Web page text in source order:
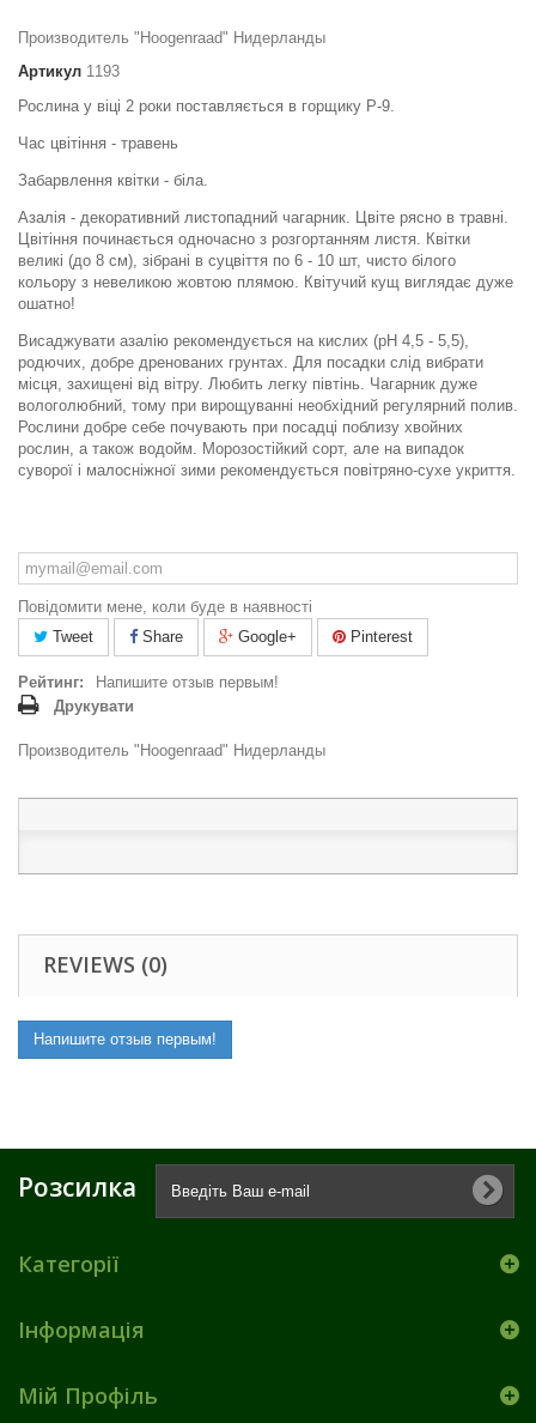
Производитель "Hoogenraad" Нидерланды
Артикул 1193
Рослина у віці 2 роки поставляється в горщику Р-9.
Час цвітіння - травень
Забарвлення квітки - біла.
Азалія - декоративний листопадний чагарник. Цвіте рясно в травні.
Цвітіння починається одночасно з розгортанням листя. Квітки
великі (до 8 см), зібрані в суцвіття по 6 - 10 шт, чисто білого
кольору з невеликою жовтою плямою. Квітучий кущ виглядає дуже
ошатно!
Висаджувати азалію рекомендується на кислих (рН 4,5 - 5,5),
родючих, добре дренованих грунтах. Для посадки слід вибрати
місця, захищені від вітру. Любить легку півтінь. Чагарник дуже
вологолюбний, тому при вирощуванні необхідний регулярний полив.
Рослини добре себе почувають при посадці поблизу хвойних
рослин, а також водойм. Морозостійкий сорт, але на випадок
суворої і малосніжної зими рекомендується повітряно-сухе укриття.
Повідомити мене, коли буде в наявності
Tweet
Share Google+ Pinterest
Рейтинг:
Напишите отзыв первым!
Друкувати
Производитель "Hoogenraad" Нидерланды
REVIEWS (0)
Напишите отзыв первым!
Розсилка
Категорії
Інформація
Мій Профіль